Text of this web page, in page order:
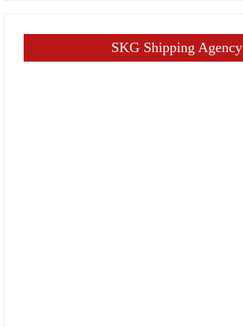
SKG Shipping Agency